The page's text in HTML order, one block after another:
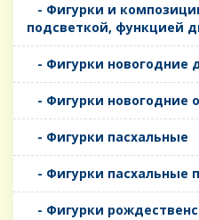
- Фигурки и
подсветкой, функцией
- Фигурки новогодние
- Фигурки новогодние
- Фигурки пасхальные
- Фигурки пасхальные
- Фигурки